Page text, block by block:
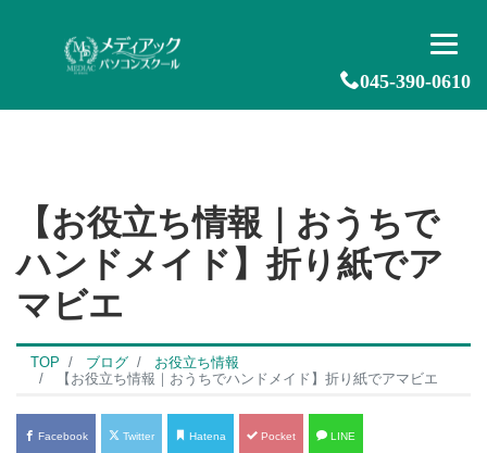
045-390-0610
【お役立ち情報｜おうちで
ハンドメイド】折り紙でア
マビエ
TOP ブログ
お役立ち情報
【お役立ち情報｜おうちでハンドメイド】折り紙でアマビエ
Facebook Twitter Hatena Pocket LINE